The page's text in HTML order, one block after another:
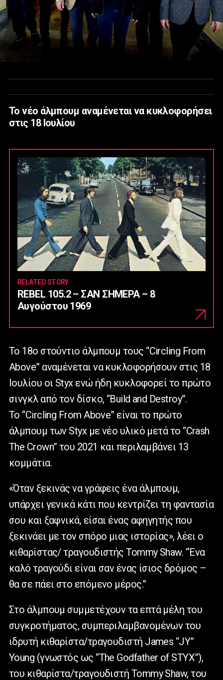
Το νέο άλμπουμ αναμένεται να κυκλοφορήσει
στις 18 Ιουλίου
RELATED STORY
REBEL 105.2 – ΣΑΝ ΣΗΜΕΡΑ – 8
Αυγούστου 1969
Το 18ο στούντιο άλμπουμ τους “Circling From
Above” αναμένεται να κυκλοφορήσουν στις 18
Ιουλίου οι Styx ενώ ήδη κυκλοφορεί το πρώτο
σινγκλ από τον δίσκο, “Build and Destroy”.
Το “Circling From Above” είναι το πρώτο
άλμπουμ των Styx με νέο υλικό μετά το “Crash
The Crown” του 2021 και περιλαμβάνει 13
κομμάτια.
«Όταν ξεκινάς να γράφεις ένα άλμπουμ,
υπάρχει γενικά κάτι που κεντρίζει τη φαντασία
σου και ξαφνικά, είσαι ένας αφηγητής που
ξεκινάει με τον σπόρο μιας ιστορίας», λέει ο
κιθαρίστας/ τραγουδιστής Tommy Shaw. “Ένα
καλό τραγούδι είναι σαν ένας ίσιος δρόμος –
θα σε πάει στο επόμενο μέρος.”
Στο άλμπουμ συμμετέχουν τα επτά μέλη του
συγκροτήματος, συμπεριλαμβανομένων του
ιδρυτή κιθαρίστα/τραγουδιστή James “JY”
Young (γνωστός ως “The Godfather of STYX”),
του κιθαρίστα/τραγουδιστή Tommy Shaw, του